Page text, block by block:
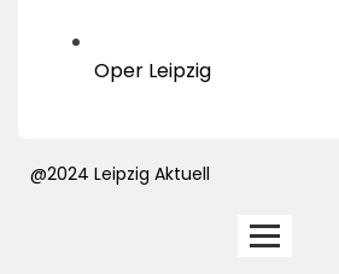
Oper Leipzig
@2024 Leipzig Aktuell